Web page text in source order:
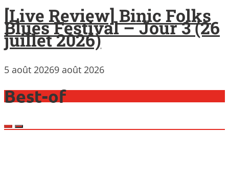
[Live Review] Binic Folks
Blues Festival – Jour 3 (26
juillet 2026)
5 août 20269 août 2026
Best-of